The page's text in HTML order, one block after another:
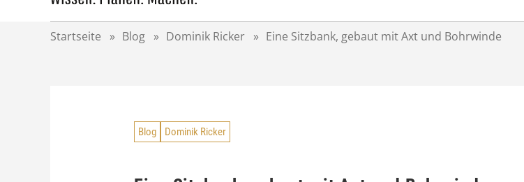
Startseite » Blog » Dominik Ricker » Eine Sitzbank, gebaut mit Axt und Bohrwinde
Blog Dominik Ricker